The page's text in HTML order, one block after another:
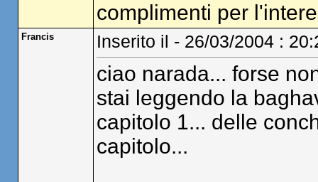
complimenti per
Francis Inserito il - 26/03/2004 :
ciao narada... forse
stai leggendo la
capitolo 1... delle
capitolo...